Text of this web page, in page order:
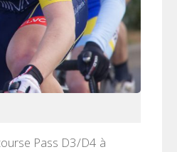
Pass D3/D4 à